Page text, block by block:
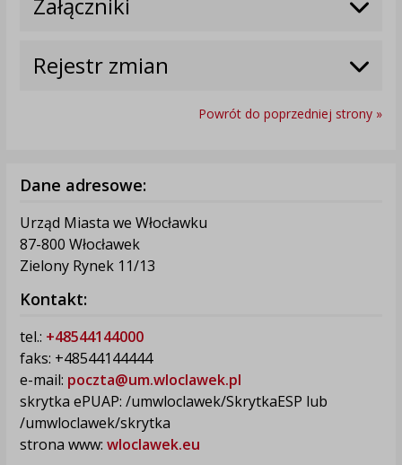
Rejestr zmian
Powrót do poprzedniej strony »
Dane adresowe:
Urząd Miasta we Włocławku
87-800 Włocławek
Zielony Rynek 11/13
Kontakt:
tel.: +48544144000
faks: +48544144444
e-mail: poczta@um.wloclawek.pl
skrytka ePUAP: /umwloclawek/SkrytkaESP lub
/umwloclawek/skrytka
strona www: wloclawek.eu